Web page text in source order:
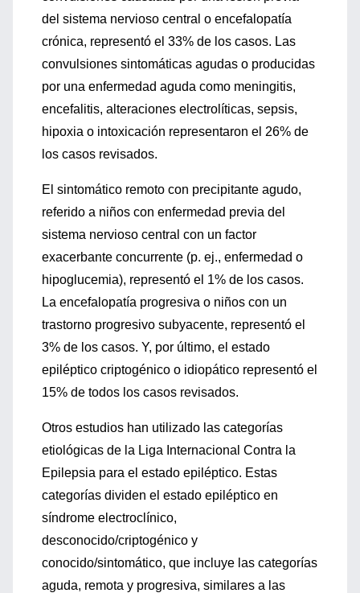
del sistema nervioso central o encefalopatía
crónica, representó el 33% de los casos. Las
convulsiones sintomáticas agudas o producidas
por una enfermedad aguda como meningitis,
encefalitis, alteraciones electrolíticas, sepsis,
hipoxia o intoxicación representaron el 26% de
los casos revisados.
El sintomático remoto con precipitante agudo,
referido a niños con enfermedad previa del
sistema nervioso central con un factor
exacerbante concurrente (p. ej., enfermedad o
hipoglucemia), representó el 1% de los casos.
La encefalopatía progresiva o niños con un
trastorno progresivo subyacente, representó el
3% de los casos. Y, por último, el estado
epiléptico criptogénico o idiopático representó el
15% de todos los casos revisados.
Otros estudios han utilizado las categorías
etiológicas de la Liga Internacional Contra la
Epilepsia para el estado epiléptico. Estas
categorías dividen el estado epiléptico en
síndrome electroclínico,
desconocido/criptogénico y
conocido/sintomático, que incluye las categorías
aguda, remota y progresiva, similares a las